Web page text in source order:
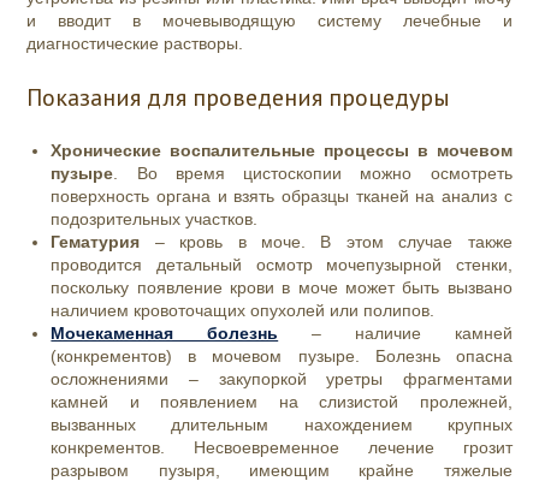
и вводит в мочевыводящую систему лечебные и
диагностические растворы.
Показания для проведения процедуры
Хронические воспалительные процессы в мочевом
пузыре . Во время цистоскопии можно осмотреть
поверхность органа и взять образцы тканей на анализ с
подозрительных участков.
Гематурия – кровь в моче. В этом случае также
проводится детальный осмотр мочепузырной стенки,
поскольку появление крови в моче может быть вызвано
наличием кровоточащих опухолей или полипов.
Мочекаменная болезнь – наличие камней
(конкрементов) в мочевом пузыре. Болезнь опасна
осложнениями – закупоркой уретры фрагментами
камней и появлением на слизистой пролежней,
вызванных длительным нахождением крупных
конкрементов. Несвоевременное лечение грозит
разрывом пузыря, имеющим крайне тяжелые